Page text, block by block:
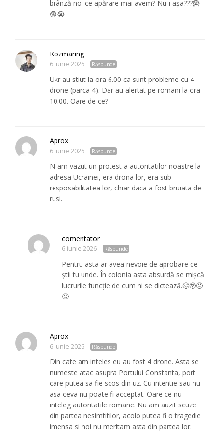
brânză noi ce apărare mai avem? Nu-i așa???😱
😨😭
Kozmaring
6 iunie 2026 Răspunde
Ukr au stiut la ora 6.00 ca sunt probleme cu 4
drone (parca 4). Dar au alertat pe romani la ora
10.00. Oare de ce?
Aprox
6 iunie 2026 Răspunde
N-am vazut un protest a autoritatilor noastre la
adresa Ucrainei, era drona lor, era sub
resposabilitatea lor, chiar daca a fost bruiata de
rusi.
comentator
6 iunie 2026 Răspunde
Pentru asta ar avea nevoie de aprobare de
știi tu unde. În colonia asta absurdă se mișcă
lucrurile funcție de cum ni se dictează.🥴😲😠
😜
Aprox
6 iunie 2026 Răspunde
Din cate am inteles eu au fost 4 drone. Asta se
numeste atac asupra Portului Constanta, port
care putea sa fie scos din uz. Cu intentie sau nu
asa ceva nu poate fi acceptat. Oare ce nu
inteleg autoritatile romane. Nu am auzit scuze
din partea nesimtitilor, acolo putea fi o tragedie
imensa si noi nu meritam asta din partea lor.